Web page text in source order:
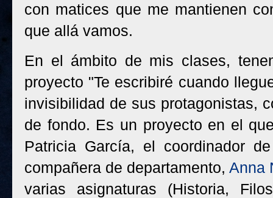
con matices que me mantienen
que allá vamos.
En el ámbito de mis clases,
proyecto "Te escribiré cuando
invisibilidad de sus protagonistas,
de fondo. Es un proyecto en el
Patricia García, el coordinador
compañera de departamento,Anna
varias asignaturas (Historia,